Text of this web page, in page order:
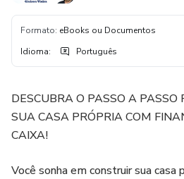
VIEIRA
Formato: eBooks ou Documentos
Idioma: Português
DESCUBRA O PASSO A PASSO
SUA CASA PRÓPRIA COM
CAIXA!
Você sonha em construir sua casa